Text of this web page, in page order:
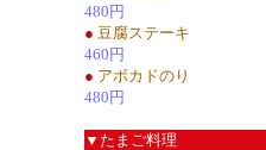
480円
● 豆腐ステーキ
460円
● アボカドのり
480円
▼たまご料理